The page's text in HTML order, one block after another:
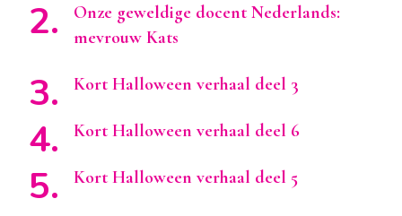
Onze geweldige docent Nederlands:
mevrouw Kats
Kort Halloween verhaal deel 3
Kort Halloween verhaal deel 6
Kort Halloween verhaal deel 5